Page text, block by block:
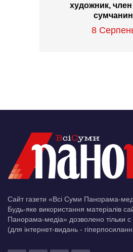
художник,
сумчанин
8
Сайт газети «Всі Суми Панорама-
Будь-яке використання матеріалів
Панорама-медіа» дозволено тільки
(для інтернет-видань -